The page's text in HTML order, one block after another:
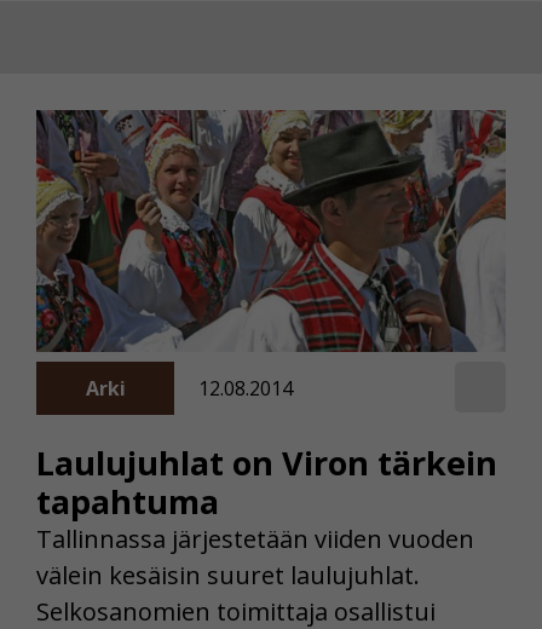
Laulujuhlat on Viron tärkein
tapahtuma
Arki 12.08.2014
Tallinnassa järjestetään viiden vuoden
välein kesäisin suuret laulujuhlat.
Selkosanomien toimittaja osallistui